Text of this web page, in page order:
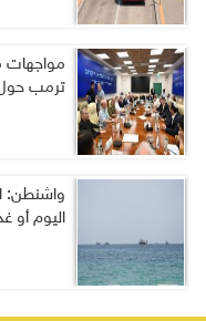
مواجهات
ترمب
واشنطن:
اليوم أو